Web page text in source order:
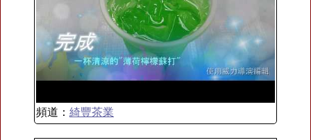
頻道： 綺豐茶業